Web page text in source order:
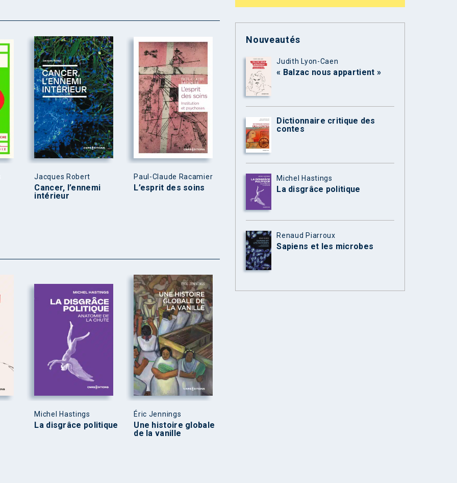
Jacques Robert
Cancer, l’ennemi
intérieur
Paul-Claude Racamier
L’esprit des soins
Michel Hastings
La disgrâce politique
Éric Jennings
Une histoire globale
de la vanille
Nouveautés
Judith Lyon-Caen
« Balzac nous appartient »
Dictionnaire critique des
contes
Michel Hastings
La disgrâce politique
Renaud Piarroux
Sapiens et les microbes